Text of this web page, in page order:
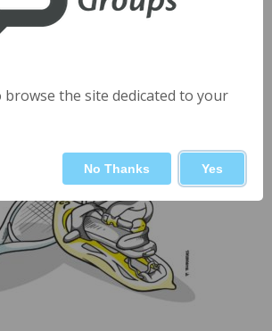
the site dedicated to your
No Thanks Yes